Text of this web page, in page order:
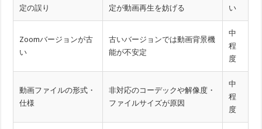
定の誤り
定が動画再生を妨げる
い
Zoomバージョンが古
い
古いバージョンでは動画背景機
能が不安定
中
程
度
動画ファイルの形式・
仕様
非対応のコーデックや解像度・
ファイルサイズが原因
中
程
度